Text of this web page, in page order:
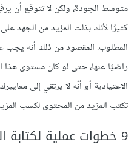
متوسط الجودة، ولكن لا تتوقع أن
كثيرًا لأنك بذلت المزيد من الجهد
المطلوب. المقصود من ذلك أنه يجب
راضيًا عنها، حتى لو كان مستوى
الاعتيادية أو أنّه لا يرتقي إلى
تكتب المزيد من المحتوى لكسب
9 خطوات عملية لكتابة المقالات بسرعة